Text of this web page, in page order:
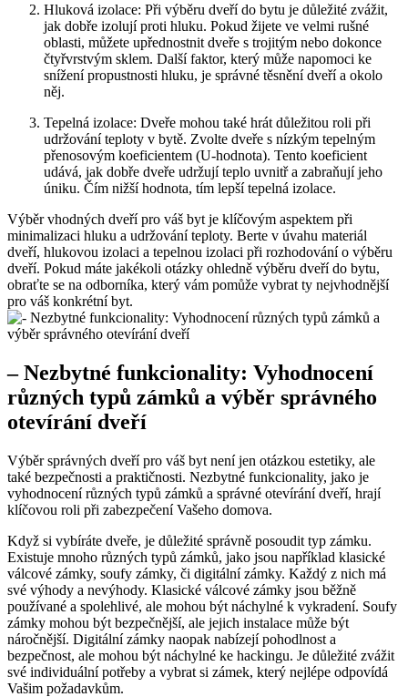
Hluková izolace: ‌Při výběru‌ dveří do bytu je důležité zvážit,
jak dobře izolují proti hluku. Pokud žijete ve velmi rušné
oblasti, ⁣můžete upřednostnit dveře s trojitým nebo⁢ dokonce
čtyřvrstvým sklem. Další faktor, který může napomoci ke
snížení propustnosti hluku, je správné těsnění dveří a okolo
něj.
Tepelná izolace: Dveře mohou také ⁣hrát důležitou roli ⁣při
udržování teploty v bytě. Zvolte dveře s nízkým tepelným
přenosovým koeficientem (U-hodnota). Tento koeficient
udává, jak dobře dveře udržují teplo uvnitř a zabraňují jeho
úniku. Čím nižší hodnota, tím lepší tepelná izolace.
Výběr vhodných dveří pro váš ‍byt je klíčovým aspektem při
minimalizaci hluku a udržování teploty. Berte ⁣v úvahu materiál
dveří, hlukovou izolaci a tepelnou izolaci při rozhodování o výběru
dveří. Pokud ⁤máte jakékoli otázky ohledně výběru dveří do bytu,
obraťte se na odborníka, ⁢který vám ‍pomůže vybrat ty nejvhodnější
pro váš konkrétní byt.
– Nezbytné funkcionality: Vyhodnocení
různých typů zámků a výběr správného
otevírání dveří
Výběr správných dveří pro váš byt není jen otázkou estetiky, ale
⁣také bezpečnosti a praktičnosti. Nezbytné funkcionality, jako je
vyhodnocení různých typů zámků a správné otevírání dveří, hrají
klíčovou roli​ při zabezpečení Vašeho domova.
Když‍ si vybíráte dveře, je⁣ důležité správně posoudit typ zámku. ​
Existuje mnoho​ různých typů zámků, jako⁢ jsou‌ například klasické
válcové⁤ zámky, soufy zámky, či digitální zámky. Každý z nich má
své výhody a nevýhody. Klasické válcové zámky jsou běžně
používané a spolehlivé, ale mohou být ⁣náchylné k vykradení. Soufy
zámky mohou být bezpečnější, ale jejich instalace může být
náročnější. Digitální zámky naopak nabízejí pohodlnost a
bezpečnost, ale mohou⁤ být náchylné ke hackingu. Je⁣ důležité zvážit
své individuální potřeby a vybrat si‍ zámek, který nejlépe odpovídá
Vašim požadavkům.